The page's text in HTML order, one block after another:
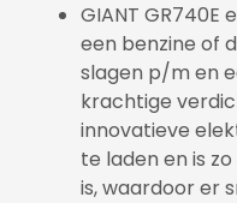
GIANT
een benzine of
slagen p/m en
krachtige
innovatieve
te laden en is
is, waardoor er